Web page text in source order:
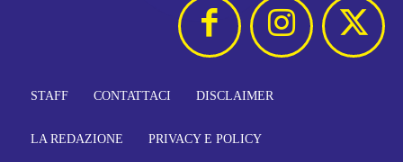
STAFF CONTATTACI DISCLAIMER
LA REDAZIONE PRIVACY E POLICY